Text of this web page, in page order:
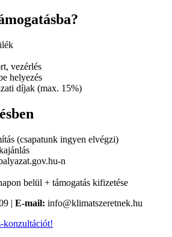
vezérlés
helyezés
díjak (max. 15%)
(csapatunk ingyen elvégzi)
n
belül + támogatás kifizetése
| E-mail: info@klimatszeretnek.hu
konzultációt!